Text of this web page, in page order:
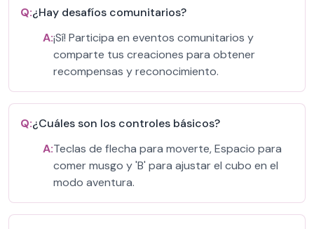
Q:¿Hay desafíos comunitarios?
A:¡Sí! Participa en eventos comunitarios y
comparte tus creaciones para obtener
recompensas y reconocimiento.
Q:¿Cuáles son los controles básicos?
A:Teclas de flecha para moverte, Espacio para
comer musgo y 'B' para ajustar el cubo en el
modo aventura.